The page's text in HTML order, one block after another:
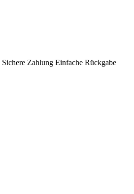
Sichere Zahlung Einfache Rückgabe